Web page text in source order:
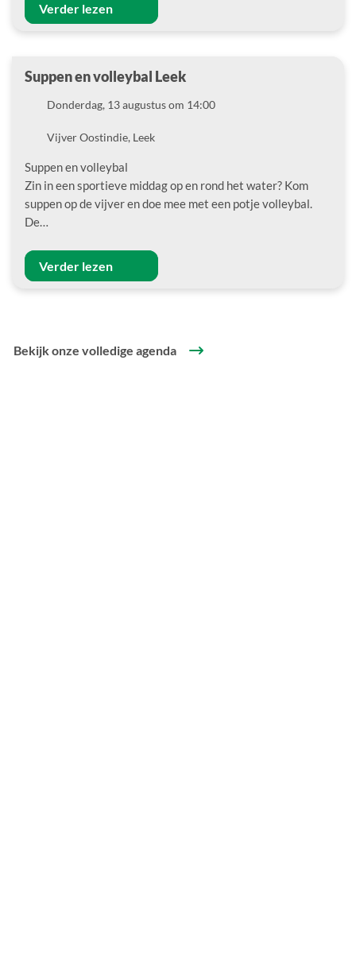
Verder lezen
Suppen en volleybal Leek
DatumDonderdag, 13 augustus om 14:00
LocatieVijver Oostindie, Leek
Suppen en volleybal
Zin in een sportieve middag op en rond het water? Kom
suppen op de vijver en doe mee met een potje volleybal.
De…
Verder lezen
Bekijk onze volledige agenda